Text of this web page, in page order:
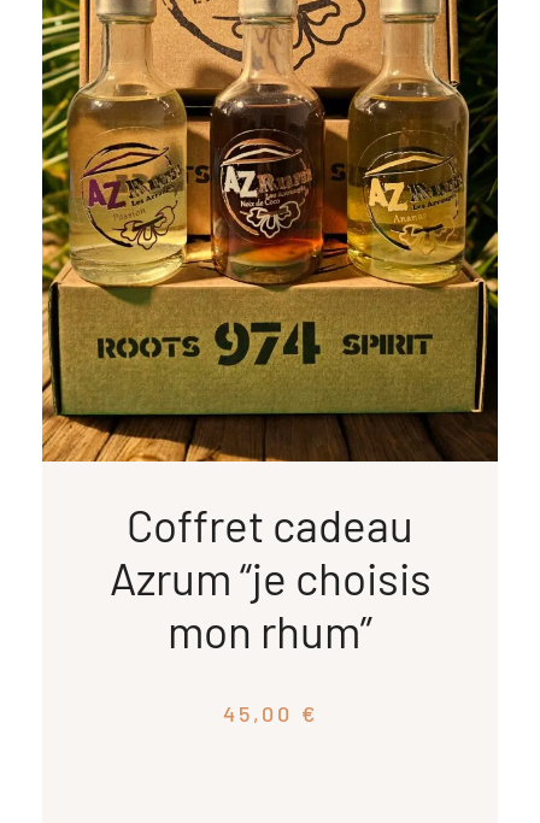
Coffret cadeau
Azrum “je choisis
mon rhum”
45,00 €